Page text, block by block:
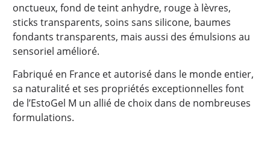
onctueux, fond de teint anhydre, rouge à lèvres,
sticks transparents, soins sans silicone, baumes
fondants transparents, mais aussi des émulsions au
sensoriel amélioré.
Fabriqué en France et autorisé dans le monde entier,
sa naturalité et ses propriétés exceptionnelles font
de l’EstoGel M un allié de choix dans de nombreuses
formulations.